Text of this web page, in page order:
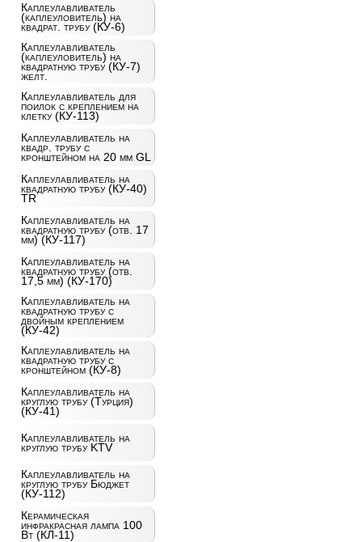
Каплеулавливатель
(каплеуловитель) на
квадрат. трубу (КУ-6)
Каплеулавливатель
(каплеуловитель) на
квадратную трубу (КУ-7)
желт.
Каплеулавливатель для
поилок с креплением на
клетку (КУ-113)
Каплеулавливатель на
квадр. трубу с
кронштейном на 20 мм GL
Каплеулавливатель на
квадратную трубу (КУ-40)
TR
Каплеулавливатель на
квадратную трубу (отв. 17
мм) (КУ-117)
Каплеулавливатель на
квадратную трубу (отв.
17,5 мм) (КУ-170)
Каплеулавливатель на
квадратную трубу с
двойным креплением
(КУ-42)
Каплеулавливатель на
квадратную трубу с
кронштейном (КУ-8)
Каплеулавливатель на
круглую трубу (Турция)
(КУ-41)
Каплеулавливатель на
круглую трубу KTV
Каплеулавливатель на
круглую трубу Бюджет
(КУ-112)
Керамическая
инфракрасная лампа 100
Вт (КЛ-11)